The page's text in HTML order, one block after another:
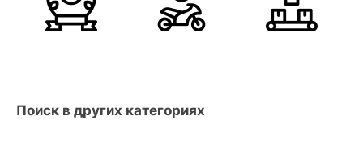
Поиск в других категориях